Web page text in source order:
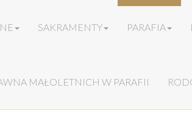
SAKRAMENTY PARAFIA
MAŁOLETNICH W PARAFII